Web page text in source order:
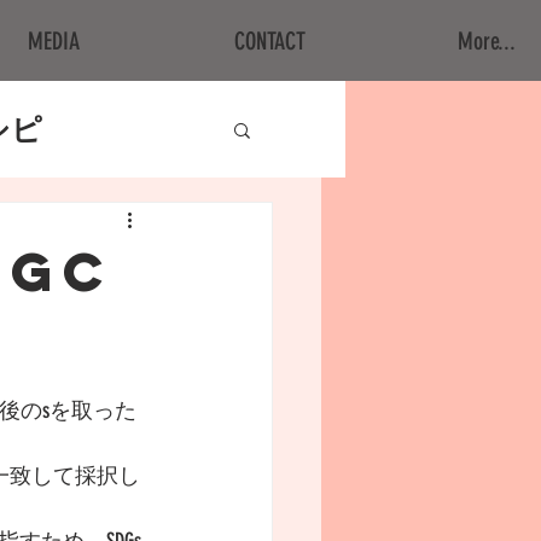
MEDIA CONTACT More...
ピ
致して採択し